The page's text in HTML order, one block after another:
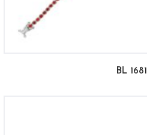
BL 1681